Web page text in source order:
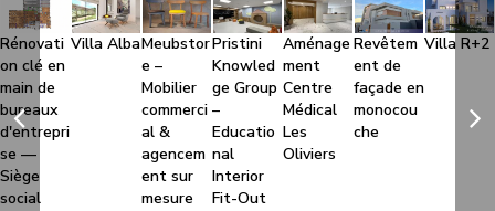
Rénovati
on clé en
main de
bureaux
d'entrepri
se —
Siège
social
Villa AlbaMeubstor
e –
Mobilier
commerci
al &
agencem
ent sur
mesure
Pristini
Knowled
ge Group
–
Educatio
nal
Interior
Fit-Out
Aménage
ment
Centre
Médical
Les
Oliviers
Revêtem
ent de
façade en
monocou
che
Villa R+2